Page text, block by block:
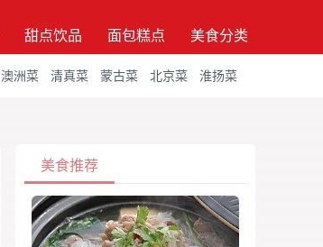
甜点饮品 面包糕点 美食分类
澳洲菜 清真菜 蒙古菜 北京菜 淮扬菜
美食推荐